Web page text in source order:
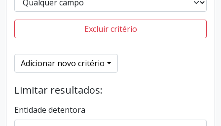
Excluir critério
Adicionar novo critério
Limitar resultados:
Entidade detentora